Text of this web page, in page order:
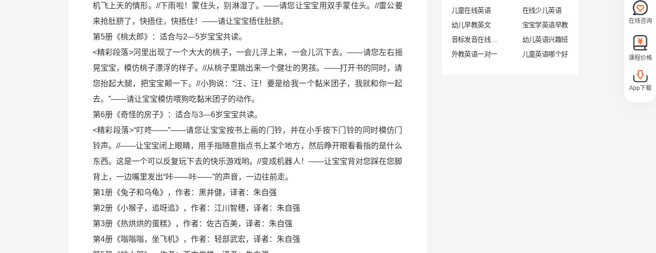
机飞上天的情形。//下雨啦！蒙住头，别淋湿了。——请您让宝宝用双手蒙住头。//雷公要
来抢肚脐了，快捂住，快捂住！——请让宝宝捂住肚脐。
第5册《桃太郎》：适合与2—5岁宝宝共读。
<精彩段落>河里出现了一个大大的桃子，一会儿浮上来，一会儿沉下去。——请您左右摇
晃宝宝，模仿桃子漂浮的样子。//从桃子里跳出来一个健壮的男孩。——打开书的同时，请
您抬起大腿，把宝宝颠一下。//小狗说：“汪、汪！要是给我一个黏米团子，我就和你一起
去。”——请让宝宝模仿喂狗吃黏米团子的动作。
第6册《奇怪的房子》：适合与3—6岁宝宝共读。
<精彩段落>“叮咚——”——请您让宝宝按书上画的门铃，并在小手按下门铃的同时模仿门
铃声。//——让宝宝闭上眼睛，用手指随意指点书上某个地方，然后睁开眼看看指的是什么
东西。这是一个可以反复玩下去的快乐游戏哟。//变成机器人！——让宝宝背对您踩在您脚
背上，一边嘴里发出“咔——咔——”的声音，一边往前走。
第1册《兔子和乌龟》，作者：黑井健，译者：朱自强
第2册《小猴子，追呀追》，作者：江川智穗，译者：朱自强
第3册《热烘烘的蛋糕》，作者：佐古百美，译者：朱自强
第4册《嗡嗡嗡，坐飞机》，作者：轻部武宏，译者：朱自强
儿童在线英语
在线少儿英语
幼儿早教英文
宝宝学英语早教
幼儿英语兴趣班
外教英语一对一
儿童英语哪个好
在线咨询
课程价格
App下载